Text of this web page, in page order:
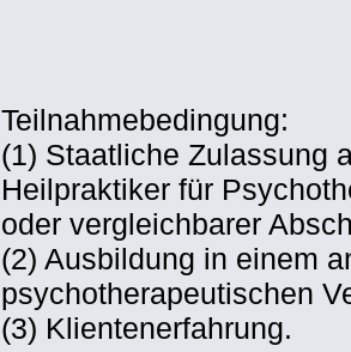
Teilnahmebedingung:
(1) Staatliche Zulassung
Heilpraktiker für
oder vergleichbarer
(2) Ausbildung in einem
psychotherapeutischen
(3) Klientenerfahrung.